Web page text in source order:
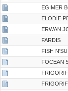
EGIMER
ELODIE
ERWAN
FARDIS
FISH
FOCEAN